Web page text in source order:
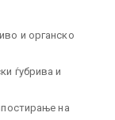
и органско
ѓубрива и
на